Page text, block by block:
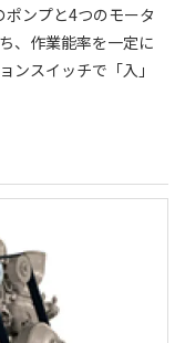
ンプと4つのモータ
、作業能率を一定に
ンスイッチで「入」